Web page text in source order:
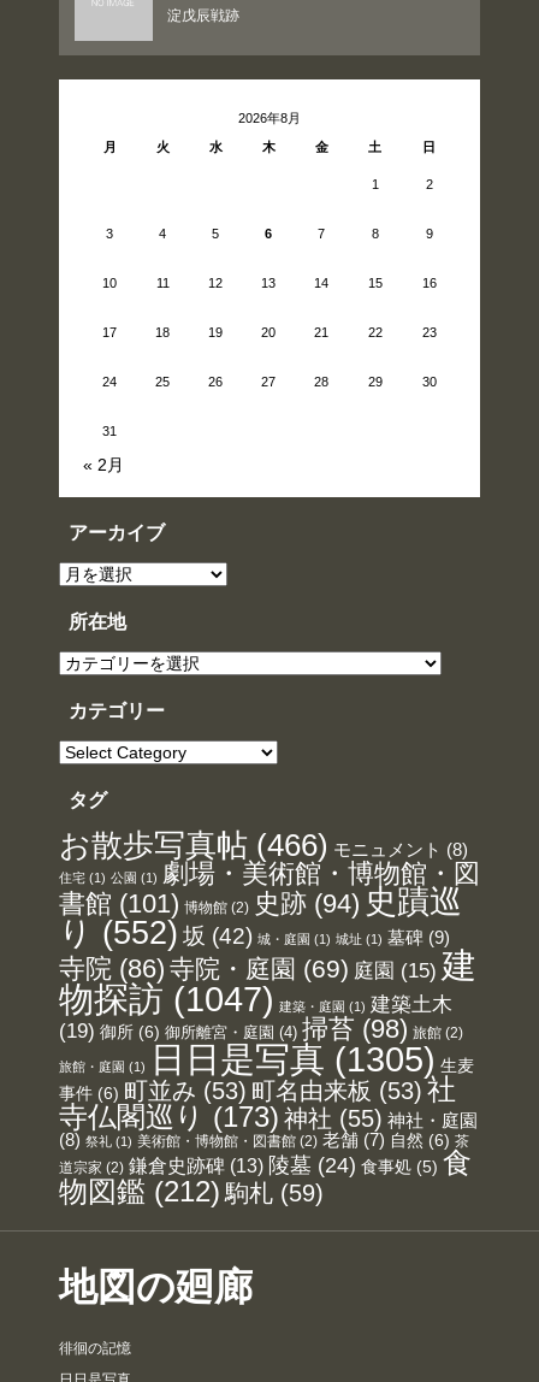
淀戊辰戦跡
2026年8月
月
火 水 木 金 土 日
1 2
3 4 5 6 7 8 9
10 11 12 13 14 15 16
17 18 19 20 21 22 23
24 25 26 27 28 29 30
31
« 2月
アーカイブ
ア
ー
イ
ブ
所在地
所
在
カテゴリー
カ
テ
リ
ー
タグ
お散歩写真帖 (466) モニュメント (8)
住宅 (1) 公園 (1) 劇場・美術館・博物館・図
書館 (101) 博物館 (2) 史跡 (94) 史蹟巡
り (552) 坂 (42) 城・庭園 (1) 城址 (1) 墓碑 (9)
寺院 (86) 寺院・庭園 (69) 庭園 (15) 建
物探訪 (1047) 建築・庭園 (1) 建築土木
(19) 御所 (6) 御所離宮・庭園 (4) 掃苔 (98) 旅館 (2)
旅館・庭園 (1) 日日是写真 (1305) 生麦
事件 (6) 町並み (53) 町名由来板 (53) 社
寺仏閣巡り (173) 神社 (55) 神社・庭園
(8) 祭礼 (1) 美術館・博物館・図書館 (2) 老舗 (7) 自然 (6) 茶
道宗家 (2) 鎌倉史跡碑 (13) 陵墓 (24) 食事処 (5) 食
物図鑑 (212) 駒札 (59)
地図の廻廊
徘徊の記憶